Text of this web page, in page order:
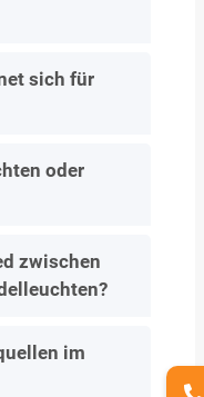
sich für
oder
zwischen
im